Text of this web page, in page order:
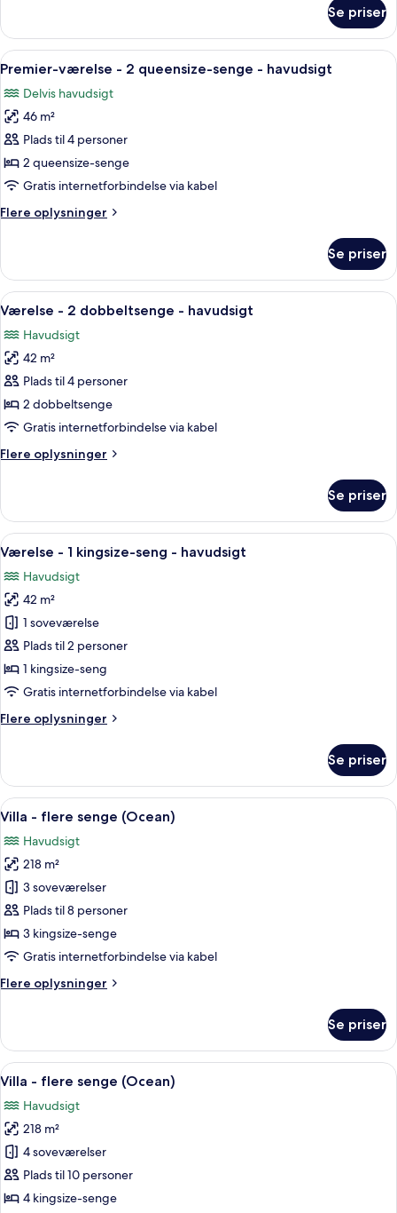
havudsigt
værelse
1
seng
Se priser
Indlæs
alle
billeder
af
Premier-
værelse
-
queensize-
havudsigt
Et hotelværelse med to senge, et
5
Premier-værelse - 2 queensize-senge - havudsigt
Delvis havudsigt
46 m²
Plads til 4 personer
2 queensize-senge
Gratis internetforbindelse via kabel
Flere oplysninger
Flere
værelse
2
senge
Se priser
Indlæs
alle
billeder
af
Værelse
-
2
-
Et hotelværelse med to senge, et
5
Værelse - 2 dobbeltsenge - havudsigt
Havudsigt
42 m²
Plads til 4 personer
2 dobbeltsenge
Gratis internetforbindelse via kabel
Flere oplysninger
Flere
-
dobbeltsenge
havudsigt
Se priser
Indlæs
alle
billeder
af
Værelse
-
1
kingsize-
-
En himmelseng med et rødt plaide,
5
Værelse - 1 kingsize-seng - havudsigt
Havudsigt
42 m²
1 soveværelse
Plads til 2 personer
1 kingsize-seng
Gratis internetforbindelse via kabel
Flere oplysninger
Flere
-
kingsize-
-
havudsigt
Se priser
Indlæs
alle
billeder
af
Villa
-
flere
senge
Villa - flere senge (Ocean) |
6
Villa - flere senge (Ocean)
Havudsigt
218 m²
3 soveværelser
Plads til 8 personer
3 kingsize-senge
Gratis internetforbindelse via kabel
Flere oplysninger
Flere
-
flere
senge
Se priser
Indlæs
alle
billeder
af
Villa
-
flere
En rummelig stue med pejs, et
6
Villa - flere senge (Ocean)
Havudsigt
218 m²
4 soveværelser
Plads til 10 personer
4 kingsize-senge